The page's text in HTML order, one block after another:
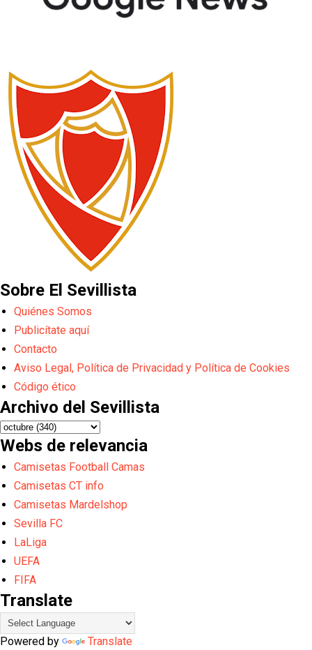
Sobre El Sevillista
Quiénes Somos
Publicítate aquí
Contacto
Aviso Legal, Política de Privacidad y Política de Cookies
Código ético
Archivo del Sevillista
Webs de relevancia
Camisetas Football Camas
Camisetas CT info
Camisetas Mardelshop
Sevilla FC
LaLiga
UEFA
FIFA
Translate
Powered by
Translate